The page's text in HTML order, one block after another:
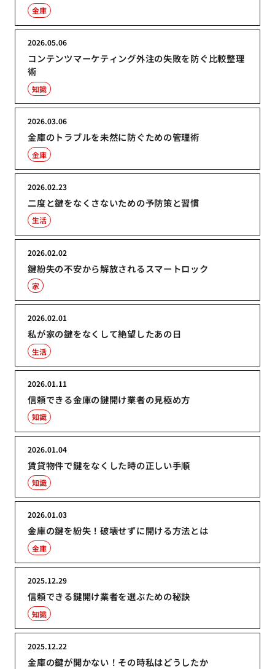
金庫
コンテンツマーケティング外注の失敗を防ぐ比較整理
術
2026.05.06
知識
金庫のトラブルを未然に防ぐための管理術
2026.03.06
金庫
二度と鍵をなくさないための予防策と習慣
2026.02.23
生活
鍵紛失の不安から解放されるスマートロック
2026.02.02
家
私が家の鍵をなくして絶望したあの日
2026.02.01
生活
信頼できる金庫の鍵開け業者の見極め方
2026.01.11
知識
賃貸物件で鍵をなくした時の正しい手順
2026.01.04
知識
金庫の鍵を紛失！破壊せずに開ける方法とは
2026.01.03
金庫
信頼できる鍵開け業者を選ぶための秘訣
2025.12.29
知識
金庫の鍵が開かない！その時私はどうしたか
2025.12.22